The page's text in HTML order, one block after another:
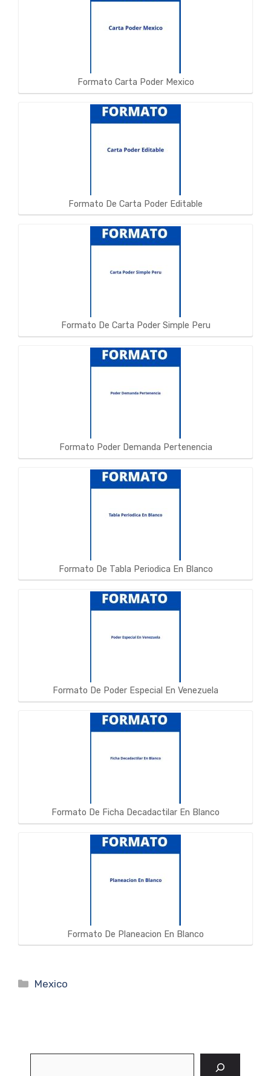
Formato Carta Poder Mexico
Formato De Carta Poder Editable
Formato De Carta Poder Simple Peru
Formato Poder Demanda Pertenencia
Formato De Tabla Periodica En Blanco
Formato De Poder Especial En Venezuela
Formato De Ficha Decadactilar En Blanco
Formato De Planeacion En Blanco
Categorías
Mexico